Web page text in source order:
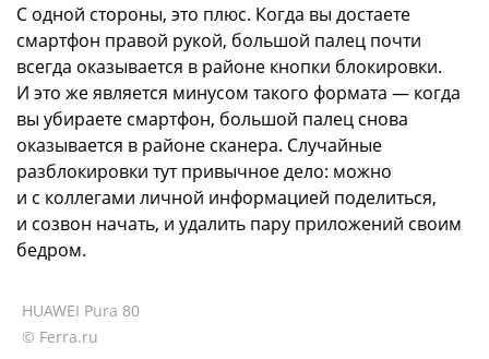
С одной стороны, это плюс. Когда вы достаете
смартфон правой рукой, большой палец почти
всегда оказывается в районе кнопки блокировки.
И это же является минусом такого формата — когда
вы убираете смартфон, большой палец снова
оказывается в районе сканера. Случайные
разблокировки тут привычное дело: можно
и с коллегами личной информацией поделиться,
и созвон начать, и удалить пару приложений своим
бедром.
HUAWEI Pura 80
© Ferra.ru